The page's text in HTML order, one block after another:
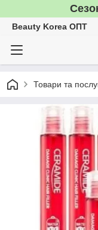
Beauty Korea ОПТ
Товари та